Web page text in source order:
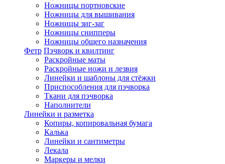
Ножницы портновские
Ножницы для вышивания
Ножницы зиг-заг
Ножницы снипперы
Ножницы общего назначения
Фетр Пэчворк и квилтинг
Раскройные маты
Раскройные ножи и лезвия
Линейки и шаблоны для стёжки
Приспособления для пэчворка
Ткани для пэчворка
Наполнители
Линейки и разметка
Копиры, копировальная бумага
Калька
Линейки и сантиметры
Лекала
Маркеры и мелки